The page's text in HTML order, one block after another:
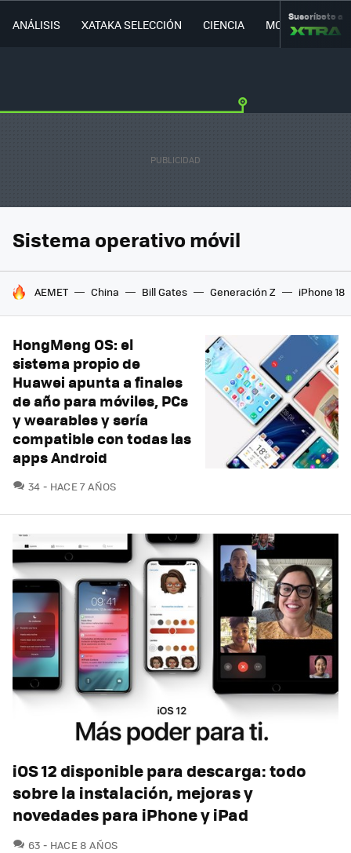
ANÁLISIS XATAKA SELECCIÓN CIENCIA MOVILIDAD
Suscríbete a
Sistema operativo móvil
HOY SE HABLA DE
AEMET China Bill Gates Generación Z iPhone 18
HongMeng OS: el
sistema propio de
Huawei apunta a finales
de año para móviles, PCs
y wearables y sería
compatible con todas las
apps Android
34 COMENTARIOS
HACE 7 AÑOS
iOS 12 disponible para descarga: todo
sobre la instalación, mejoras y
novedades para iPhone y iPad
63 COMENTARIOS
HACE 8 AÑOS